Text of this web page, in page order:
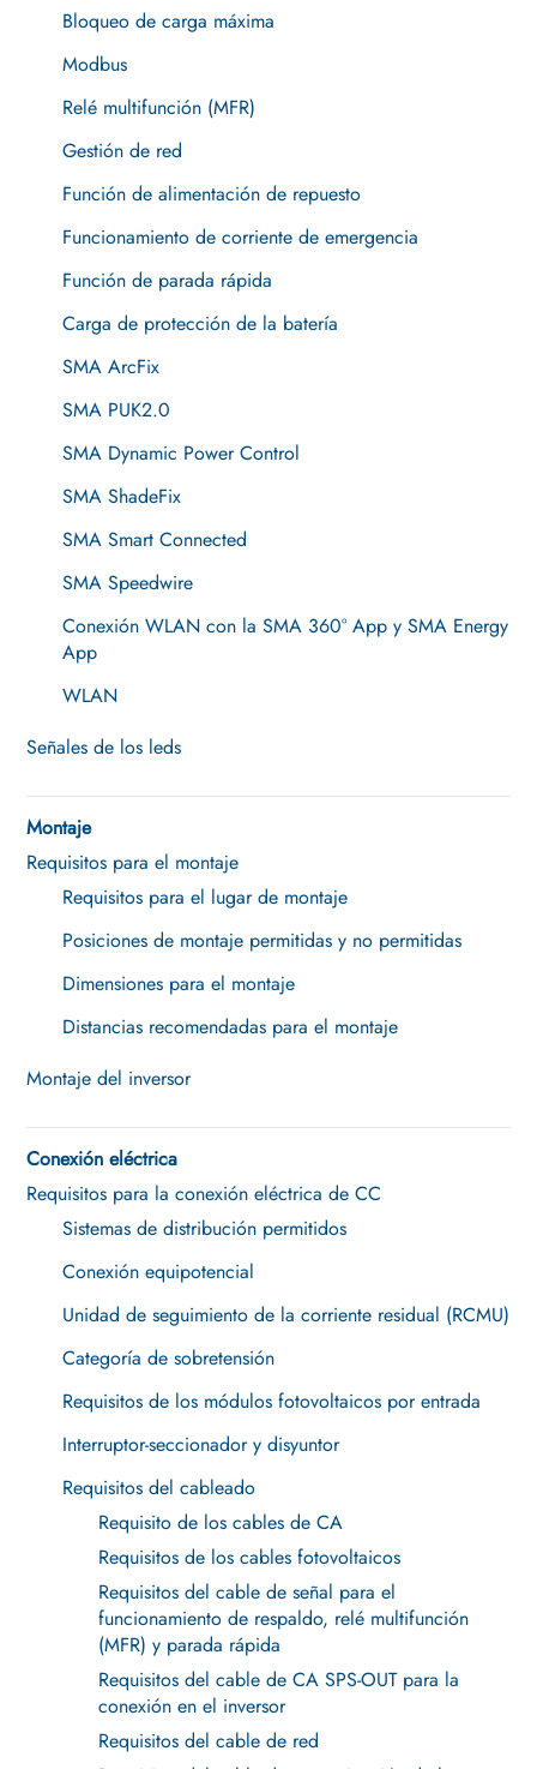
Bloqueo de carga máxima
Modbus
Relé multifunción (MFR)
Gestión de red
Función de alimentación de repuesto
Funcionamiento de corriente de emergencia
Función de parada rápida
Carga de protección de la batería
SMA ArcFix
SMA PUK2.0
SMA Dynamic Power Control
SMA ShadeFix
SMA Smart Connected
SMA Speedwire
Conexión WLAN con la SMA 360° App y SMA Energy
App
WLAN
Señales de los leds
Montaje
Requisitos para el montaje
Requisitos para el lugar de montaje
Posiciones de montaje permitidas y no permitidas
Dimensiones para el montaje
Distancias recomendadas para el montaje
Montaje del inversor
Conexión eléctrica
Requisitos para la conexión eléctrica de CC
Sistemas de distribución permitidos
Conexión equipotencial
Unidad de seguimiento de la corriente residual (RCMU)
Categoría de sobretensión
Requisitos de los módulos fotovoltaicos por entrada
Interruptor-seccionador y disyuntor
Requisitos del cableado
Requisito de los cables de CA
Requisitos de los cables fotovoltaicos
Requisitos del cable de señal para el
funcionamiento de respaldo, relé multifunción
(MFR) y parada rápida
Requisitos del cable de CA SPS-OUT para la
conexión en el inversor
Requisitos del cable de red